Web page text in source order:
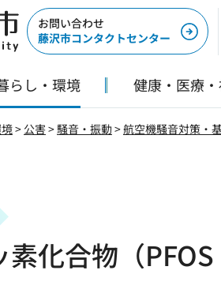
お問い合わせ
藤沢市コンタクトセンター
らし・環境 健康・医療
> 公害>騒音・振動>航空機騒音対策・
化合物（